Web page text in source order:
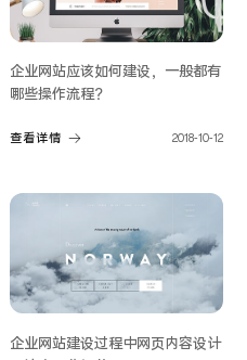
企业网站应该如何建设，一般都有
哪些操作流程？
查看详情 2018-10-12
企业网站建设过程中网页内容设计